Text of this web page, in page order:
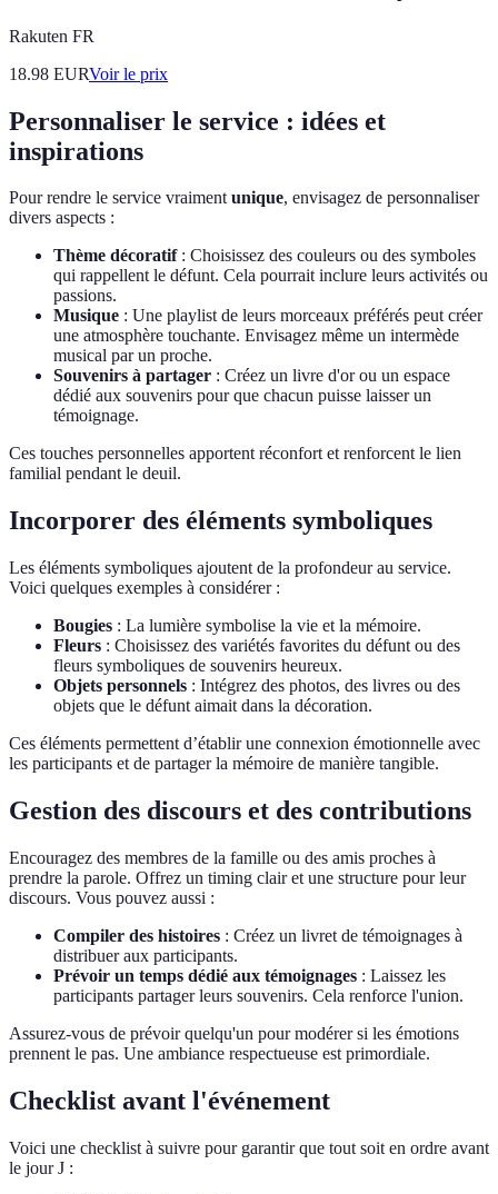
Rakuten FR
18.98 EURVoir le prix
Personnaliser le service : idées et
inspirations
Pour rendre le service vraimentunique, envisagez de personnaliser
divers aspects :
Thème décoratif: Choisissez des couleurs ou des symboles
qui rappellent le défunt. Cela pourrait inclure leurs activités ou
passions.
Musique : Une playlist de leurs morceaux préférés peut créer
une atmosphère touchante. Envisagez même un intermède
musical par un proche.
Souvenirs à partager : Créez un livre d'or ou un espace
dédié aux souvenirs pour que chacun puisse laisser un
témoignage.
Ces touches personnelles apportent réconfort et renforcent le lien
familial pendant le deuil.
Incorporer des éléments symboliques
Les éléments symboliques ajoutent de la profondeur au service.
Voici quelques exemples à considérer :
Bougies : La lumière symbolise la vie et la mémoire.
Fleurs : Choisissez des variétés favorites du défunt ou des
fleurs symboliques de souvenirs heureux.
Objets personnels : Intégrez des photos, des livres ou des
objets que le défunt aimait dans la décoration.
Ces éléments permettent d’établir une connexion émotionnelle avec
les participants et de partager la mémoire de manière tangible.
Gestion des discours et des contributions
Encouragez des membres de la famille ou des amis proches à
prendre la parole. Offrez un timing clair et une structure pour leur
discours. Vous pouvez aussi :
Compiler des histoires : Créez un livret de témoignages à
distribuer aux participants.
Prévoir un temps dédié aux témoignages : Laissez les
participants partager leurs souvenirs. Cela renforce l'union.
Assurez-vous de prévoir quelqu'un pour modérer si les émotions
prennent le pas. Une ambiance respectueuse est primordiale.
Checklist avant l'événement
Voici une checklist à suivre pour garantir que tout soit en ordre avant
le jour J :